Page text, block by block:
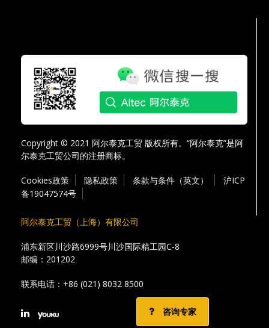
咨询专家
Copyright © 2021 阿尔泰克工贸 版权所有。“阿尔泰克”是阿
尔泰克工贸公司的注册商标。
Cookies政策 隐私政策 条款与条件（英文）
沪ICP
备19047574号
阿尔泰克工贸（上海）有限公司
浦东新区川沙路6999号川沙国际精工园C-8
邮编：201202
联系电话： +86 (021) 8032 8500